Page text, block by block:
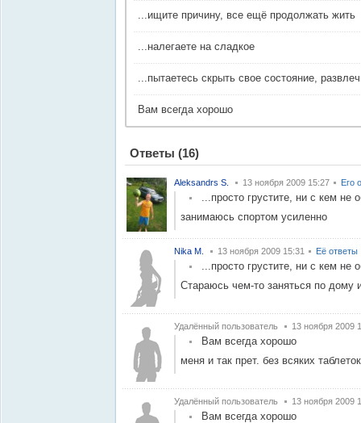
...ищите причину, все ещё продолжать жить
...налегаете на сладкое
...пытаетесь скрыть свое состояние,
Вам всегда хорошо
Ответы (16)
Aleksandrs S. 13 ноября 2009 15:27 Его
...просто грустите, ни с кем не
занимаюсь спортом усиленно
Nika M. 13 ноября 2009 15:31 Её ответы
...просто грустите, ни с кем не
Стараюсь чем-то заняться по дому
Удалённый пользователь 13 ноября 2009
Вам всегда хорошо
меня и так прет. без всяких
Удалённый пользователь 13 ноября 2009
Вам всегда хорошо